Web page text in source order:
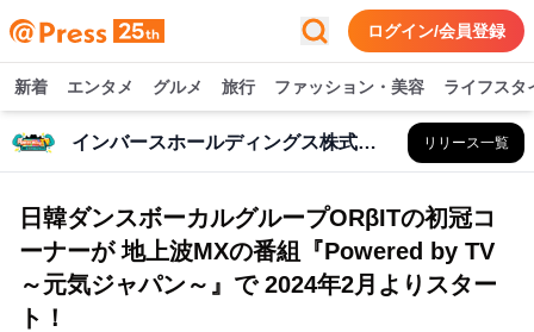
ログイン/会員登録
新着 エンタメ グルメ 旅行 ファッション・美容 ライフスタ
インバースホールディングス株式会社 リリース一覧
日韓ダンスボーカルグループORβITの初冠コ
ーナーが 地上波MXの番組『Powered by TV
～元気ジャパン～』で 2024年2月よりスター
ト！